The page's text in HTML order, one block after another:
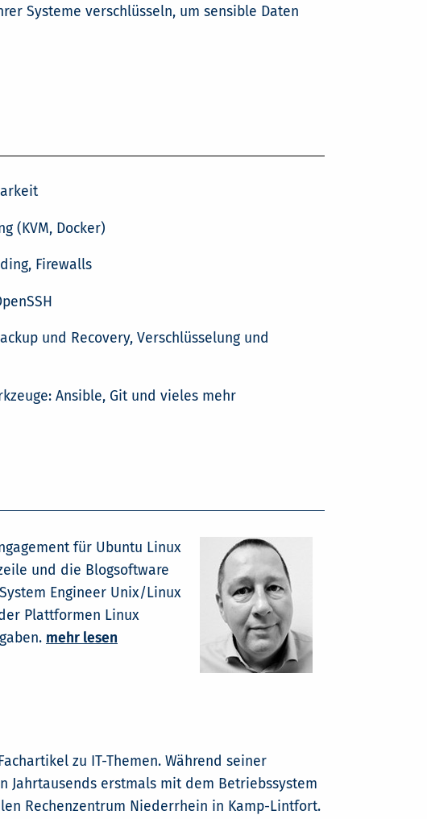
Systeme verschlüsseln, um sensible Daten
(KVM, Docker)
Firewalls
und Recovery, Verschlüsselung und
Ansible, Git und vieles mehr
für Ubuntu Linux
und die Blogsoftware
Engineer Unix/Linux
Plattformen Linux
mehr lesen
zu IT-Themen. Während seiner
Jahrtausends erstmals mit dem Betriebssystem
Rechenzentrum Niederrhein in Kamp-Lintfort.